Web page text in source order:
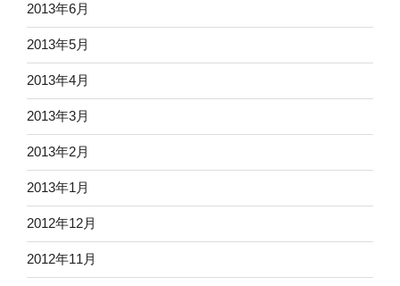
2013年6月
2013年5月
2013年4月
2013年3月
2013年2月
2013年1月
2012年12月
2012年11月